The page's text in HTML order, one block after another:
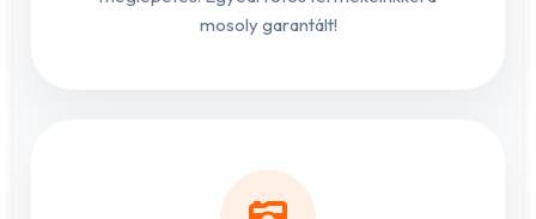
mosoly garantált!